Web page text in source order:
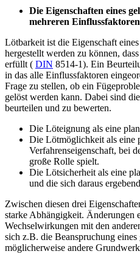
Die Eigenschaften eines
mehreren
Lötbarkeit ist die Eigenschaft
hergestellt werden zu können,
erfüllt ( DIN 8514-1). Ein
in das alle Einflussfaktoren
Frage zu stellen, ob ein
gelöst werden kann. Dabei sind
beurteilen und zu bewerten.
Die Löteignung als eine
Die Lötmöglichkeit als eine
Verfahrenseigenschaft, bei
große Rolle spielt.
Die Lötsicherheit als eine
und die sich daraus
Zwischen diesen drei
starke Abhängigkeit. Änderungen
Wechselwirkungen mit den
sich z.B. die Beanspruchung eines
möglicherweise andere